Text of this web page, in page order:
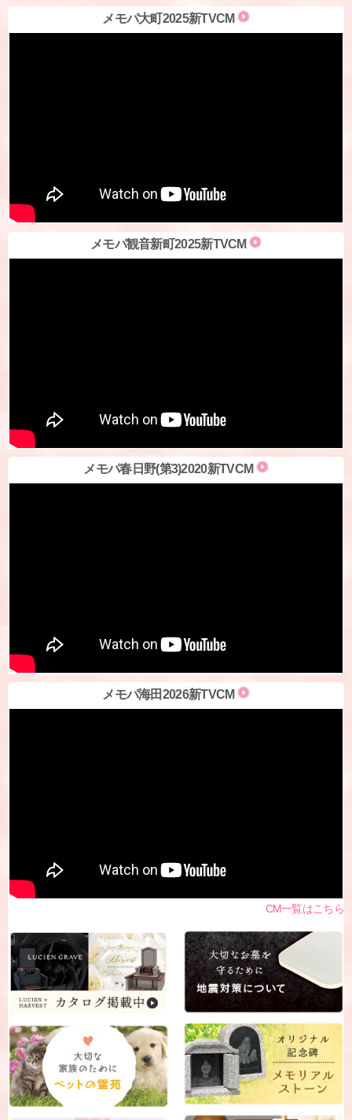
メモパ大町2025新TVCM
メモパ観音新町2025新TVCM
メモパ春日野(第3)2020新TVCM
メモパ海田2026新TVCM
CM一覧はこちら